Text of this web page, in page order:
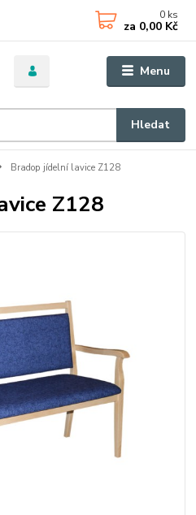
Menu
Hledat
0 ks
za 0,00 Kč
Bradop jídelní lavice Z128
Z128